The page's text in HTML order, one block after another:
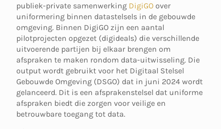
publiek-private samenwerking DigiGO over
uniformering binnen datastelsels in de gebouwde
omgeving. Binnen DigiGO zijn een aantal
pilotprojecten opgezet (digideals) die verschillende
uitvoerende partijen bij elkaar brengen om
afspraken te maken rondom data-uitwisseling. Die
output wordt gebruikt voor het Digitaal Stelsel
Gebouwde Omgeving (DSGO) dat in juni 2024 wordt
gelanceerd. Dit is een afsprakenstelsel dat uniforme
afspraken biedt die zorgen voor veilige en
betrouwbare toegang tot data.